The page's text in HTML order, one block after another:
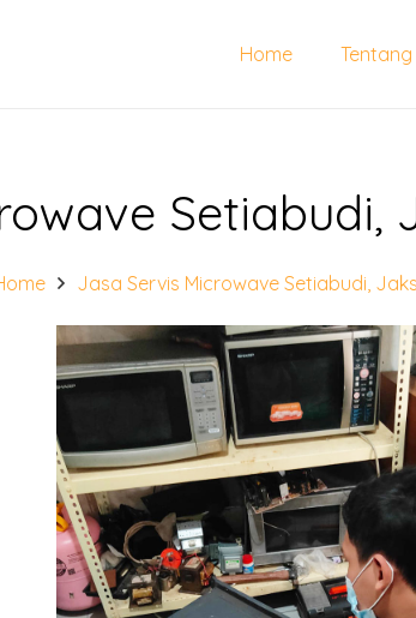
Home
Setiabudi,
Jasa Servis Microwave Setiabudi,